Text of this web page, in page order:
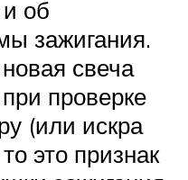
об
зажигания.
свеча
проверке
(или искра
это признак